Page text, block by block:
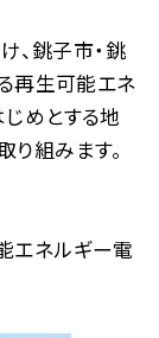
、銚子市・銚
再生可能エネ
めとする地
組みます。
エネルギー電